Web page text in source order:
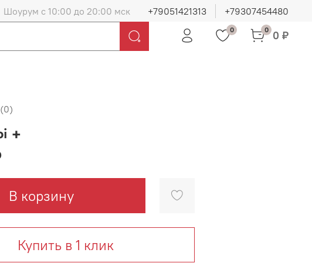
Шоурум с 10:00 до 20:00 мск +79051421313 +79307454480
0 0 0 ₽
(0)
+
В корзину
Купить в 1 клик